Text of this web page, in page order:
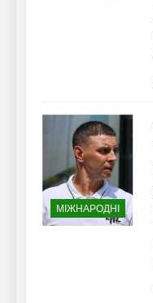
МІЖНАРОДНІ